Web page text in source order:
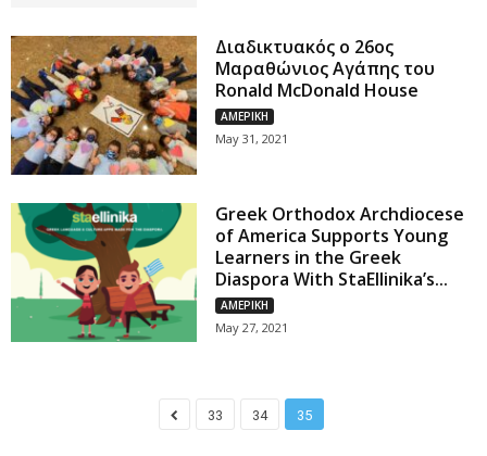
Διαδικτυακός ο 26ος
Μαραθώνιος Αγάπης του
Ronald McDonald House
ΑΜΕΡΙΚΗ
May 31, 2021
Greek Orthodox Archdiocese
of America Supports Young
Learners in the Greek
Diaspora With StaEllinika’s...
ΑΜΕΡΙΚΗ
May 27, 2021
33 34 35